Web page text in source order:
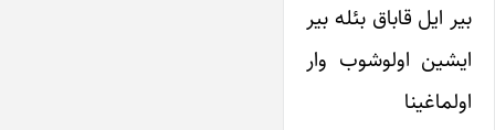
بیر ایل قاباق بئله بیر
ایشین اولوشوب وار
اولماغینا